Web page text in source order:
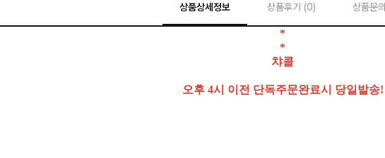
상품상세정보 상품후기 (0) 상품문의
*
*
챠콜
오후 4시 이전 단독주문완료시 당일발송!